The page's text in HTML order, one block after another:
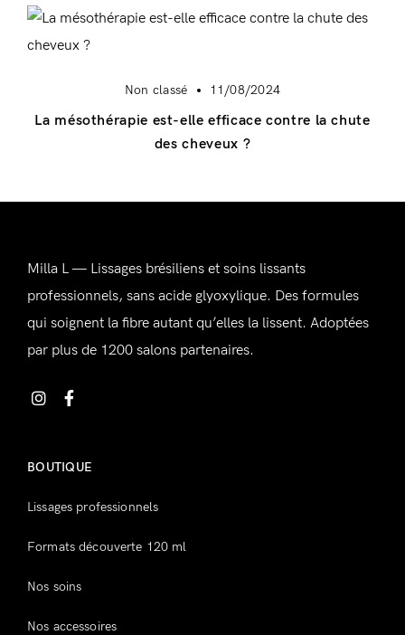
Se connecter
Alternative:
Non classé 11/08/2024
La mésothérapie est-elle efficace contre la chute
des cheveux ?
Milla L — Lissages brésiliens et soins lissants
professionnels, sans acide glyoxylique. Des formules
qui soignent la fibre autant qu’elles la lissent. Adoptées
par plus de 1200 salons partenaires.
BOUTIQUE
Lissages professionnels
Formats découverte 120 ml
Nos soins
Nos accessoires